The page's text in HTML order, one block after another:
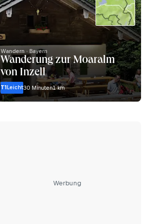
Wandern · Bayern
Wanderung zur Moaralm
von Inzell
T1Leicht30 Minuten1 km
Werbung